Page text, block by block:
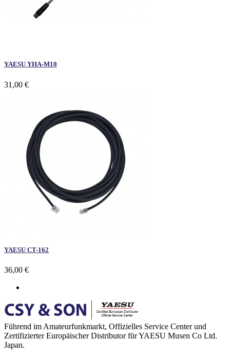
YAESU YHA-M10
31,00 €
YAESU CT-162
36,00 €
Führend im Amateurfunkmarkt, Offizielles Service Center und
Zertifizierter Europäischer Distributor für YAESU Musen Co Ltd.
Japan.